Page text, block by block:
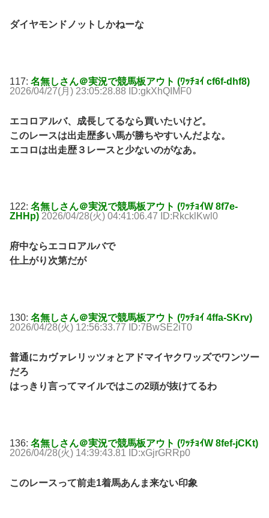
ダイヤモンドノットしかねーな
117: 名無しさん＠実況で競馬板アウト (ﾜｯﾁｮｲ cf6f-dhf8)
2026/04/27(月) 23:05:28.88 ID:gkXhQIMF0
エコロアルバ、成長してるなら買いたいけど。
このレースは出走歴多い馬が勝ちやすいんだよな。
エコロは出走歴３レースと少ないのがなあ。
122: 名無しさん＠実況で競馬板アウト (ﾜｯﾁｮｲW 8f7e-
ZHHp) 2026/04/28(火) 04:41:06.47 ID:RkcklKwl0
府中ならエコロアルバで
仕上がり次第だが
130: 名無しさん＠実況で競馬板アウト (ﾜｯﾁｮｲ 4ffa-SKrv)
2026/04/28(火) 12:56:33.77 ID:7BwSE2iT0
普通にカヴァレリッツォとアドマイヤクワッズでワンツー
だろ
はっきり言ってマイルではこの2頭が抜けてるわ
136: 名無しさん＠実況で競馬板アウト (ﾜｯﾁｮｲW 8fef-jCKt)
2026/04/28(火) 14:39:43.81 ID:xGjrGRRp0
このレースって前走1着馬あんま来ない印象